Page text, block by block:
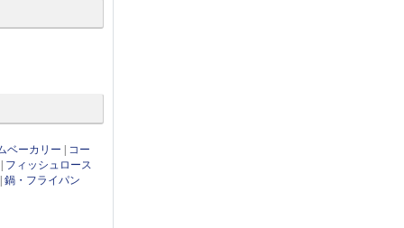
ベーカリー
コー
フィッシュロース
|鍋・フライパン